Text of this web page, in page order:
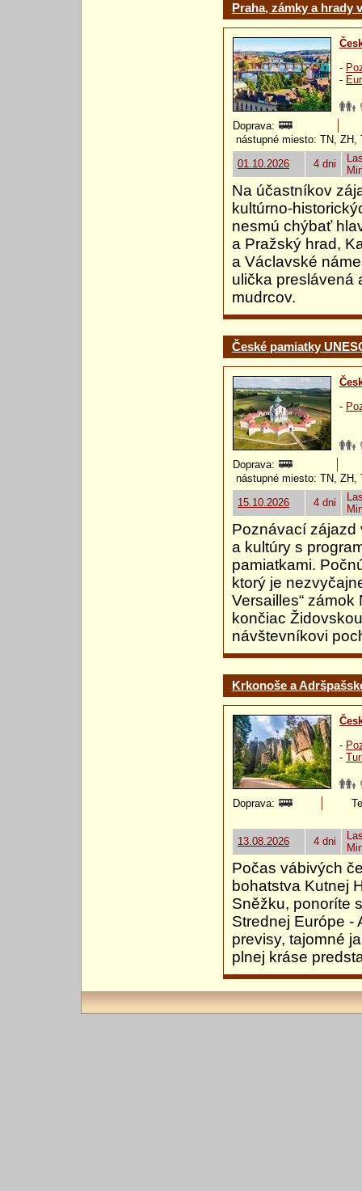
Praha, zámky a hrady
-
-
Doprava:
nástupné miesto: TN,
01.10.2026
4 dni
Na účastníkov
kultúrno-
nesmú chýbať
a Pražský hrad,
a Václavské
ulička preslávená
mudrcov.
České pamiatky
-
Doprava:
nástupné miesto: TN,
15.10.2026
4 dni
Poznávací zájazd
a kultúry s
pamiatkami.
ktorý je
Versailles“
končiac
návštevníkovi
Krkonoše a
-
-
Doprava:
13.08.2026 4 dni
Počas vábivých
bohatstva Kutnej
Sněžku, ponoríte
Strednej Európe -
previsy, tajomné
plnej kráse